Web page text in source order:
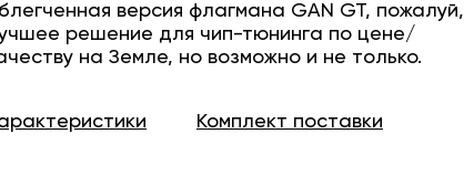
версия флагмана GAN GT, пожалуй,
решение для чип-тюнинга по цене/
на Земле, но возможно и не только.
Комплект поставки